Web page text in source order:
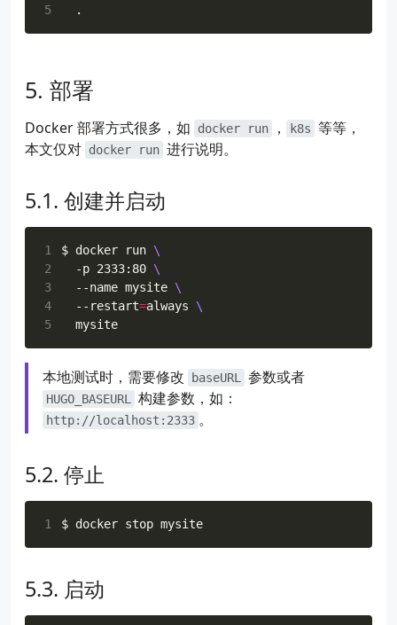
5
部署
Docker 部署方式很多，如 docker run ， k8s 等等，
本文仅对 docker run 进行说明。
创建并启动
1 $ docker run
2
  -p 2333:80
3
  --name mysite
4
  --restart
=always
5
  mysite
本地测试时，需要修改 baseURL 参数或者
HUGO_BASEURL 构建参数，如：
http://localhost:2333 。
停止
1 $ docker stop mysite
启动